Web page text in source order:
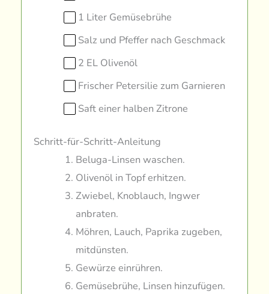
1 Liter Gemüsebrühe
Salz und Pfeffer nach Geschmack
2 EL Olivenöl
Frischer Petersilie zum Garnieren
Saft einer halben Zitrone
Schritt-für-Schritt-Anleitung
Beluga-Linsen waschen.
Olivenöl in Topf erhitzen.
Zwiebel, Knoblauch, Ingwer
anbraten.
Möhren, Lauch, Paprika zugeben,
mitdünsten.
Gewürze einrühren.
Gemüsebrühe, Linsen hinzufügen.